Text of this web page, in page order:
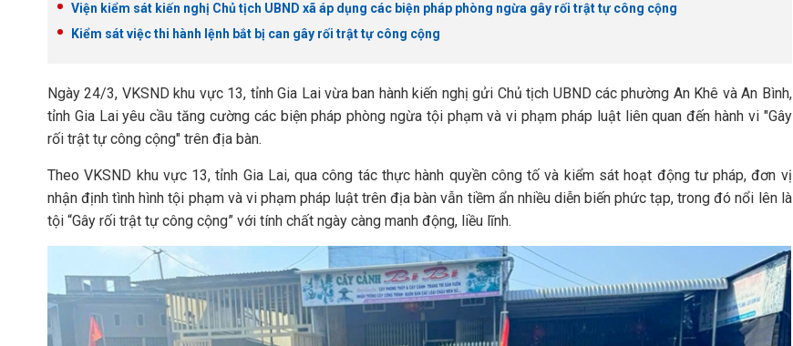
Viện kiểm sát kiến nghị Chủ tịch UBND xã áp dụng các biện pháp phòng ngừa gây rối trật tự công cộng
Kiểm sát việc thi hành lệnh bắt bị can gây rối trật tự công cộng
Ngày 24/3, VKSND khu vực 13, tỉnh Gia Lai vừa ban hành kiến nghị gửi Chủ tịch UBND các phường An Khê và An Bình,
tỉnh Gia Lai yêu cầu tăng cường các biện pháp phòng ngừa tội phạm và vi phạm pháp luật liên quan đến hành vi "Gây
rối trật tự công cộng" trên địa bàn.
Theo VKSND khu vực 13, tỉnh Gia Lai, qua công tác thực hành quyền công tố và kiểm sát hoạt động tư pháp, đơn vị
nhận định tình hình tội phạm và vi phạm pháp luật trên địa bàn vẫn tiềm ẩn nhiều diễn biến phức tạp, trong đó nổi lên là
tội “Gây rối trật tự công cộng” với tính chất ngày càng manh động, liều lĩnh.